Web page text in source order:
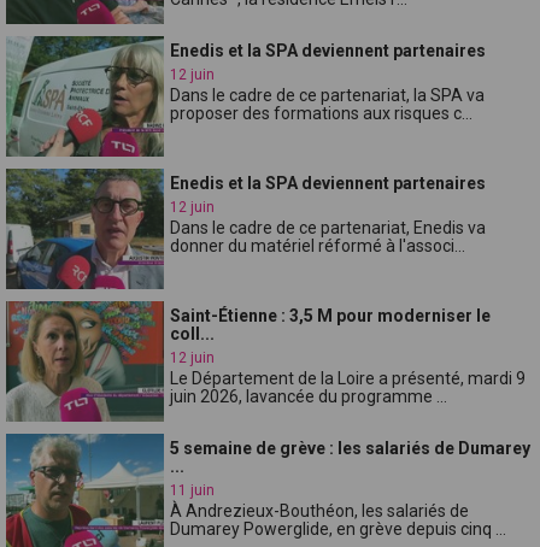
Enedis et la SPA deviennent partenaires
12 juin
Dans le cadre de ce partenariat, la SPA va
proposer des formations aux risques c...
Enedis et la SPA deviennent partenaires
12 juin
Dans le cadre de ce partenariat, Enedis va
donner du matériel réformé à l'associ...
Saint-Étienne : 3,5 M pour moderniser le
coll...
12 juin
Le Département de la Loire a présenté, mardi 9
juin 2026, lavancée du programme ...
5 semaine de grève : les salariés de Dumarey
...
11 juin
À Andrezieux-Bouthéon, les salariés de
Dumarey Powerglide, en grève depuis cinq ...